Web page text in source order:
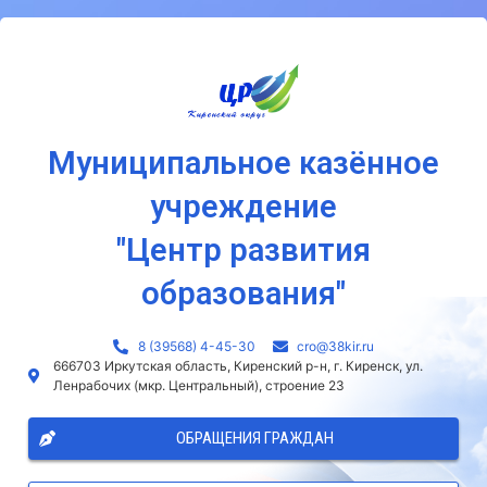
Муниципальное казённое
учреждение
"Центр развития
образования"
8 (39568) 4-45-30
сro@38kir.ru
666703 Иркутская область, Киренский р-н, г. Киренск, ул.
Ленрабочих (мкр. Центральный), строение 23
ОБРАЩЕНИЯ ГРАЖДАН